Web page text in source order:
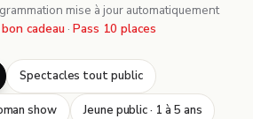
mise à jour automatiquement
cadeau · Pass 10 places
Spectacles tout public
show Jeune public · 1 à 5 ans